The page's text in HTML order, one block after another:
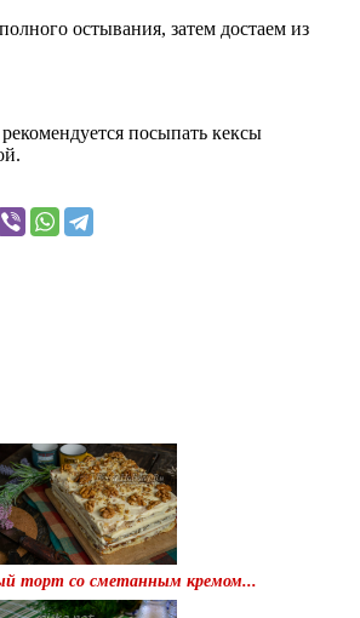
остывания, затем достаем из
посыпать кексы
торт со сметанным кремом...